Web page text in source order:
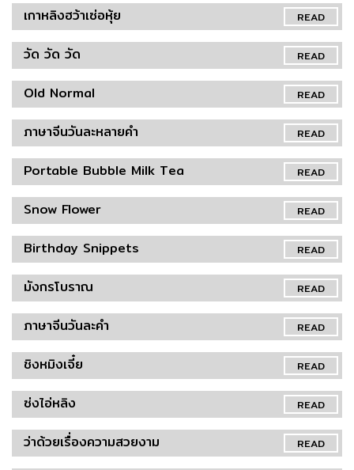
READ
เกาหลิงฮว้าเซ่อหุ้ย
READ
วัด วัด วัด
READ
Old Normal
READ
ภาษาจีนวันละหลายคำ
READ
Portable Bubble Milk Tea
READ
Snow Flower
READ
Birthday Snippets
READ
มังกรโบราณ
READ
ภาษาจีนวันละคำ
READ
ชิงหมิงเจี๋ย
READ
ซ่งไอ่หลิง
READ
ว่าด้วยเรื่องความสวยงาม